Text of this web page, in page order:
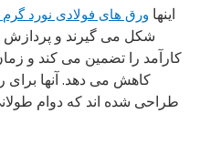
اینها ورق های فولادی نورد گرم
شکل می گیرند و
کارآمد را تضمین می کند و
کاهش می دهد. آنها برای
طراحی شده اند که دوام